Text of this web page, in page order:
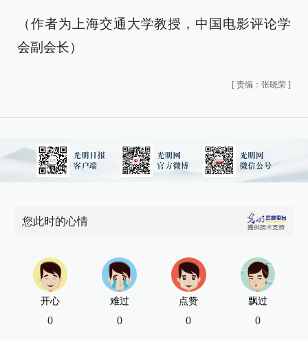
（作者为上海交通大学教授，中国电影评论学
会副会长）
[ 责编：张晓荣 ]
您此时的心情
开心
0
难过
0
点赞
0
飘过
0